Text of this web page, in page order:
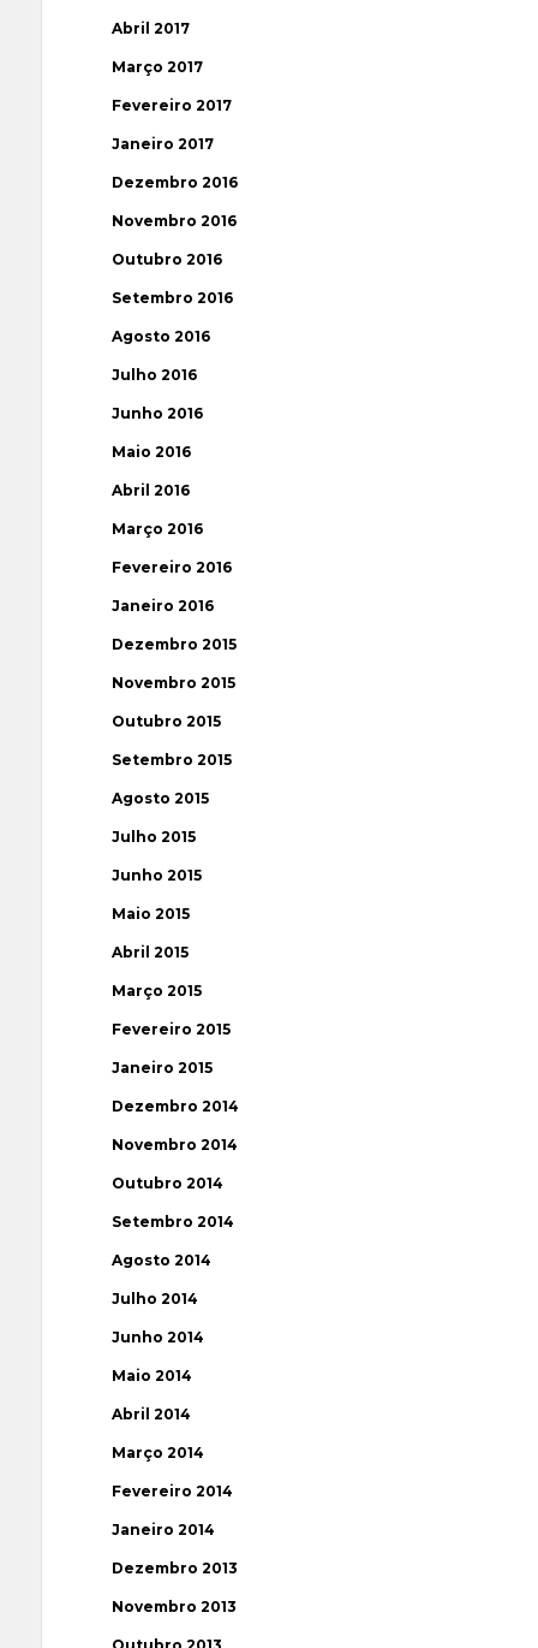
Abril 2017
Março 2017
Fevereiro 2017
Janeiro 2017
Dezembro 2016
Novembro 2016
Outubro 2016
Setembro 2016
Agosto 2016
Julho 2016
Junho 2016
Maio 2016
Abril 2016
Março 2016
Fevereiro 2016
Janeiro 2016
Dezembro 2015
Novembro 2015
Outubro 2015
Setembro 2015
Agosto 2015
Julho 2015
Junho 2015
Maio 2015
Abril 2015
Março 2015
Fevereiro 2015
Janeiro 2015
Dezembro 2014
Novembro 2014
Outubro 2014
Setembro 2014
Agosto 2014
Julho 2014
Junho 2014
Maio 2014
Abril 2014
Março 2014
Fevereiro 2014
Janeiro 2014
Dezembro 2013
Novembro 2013